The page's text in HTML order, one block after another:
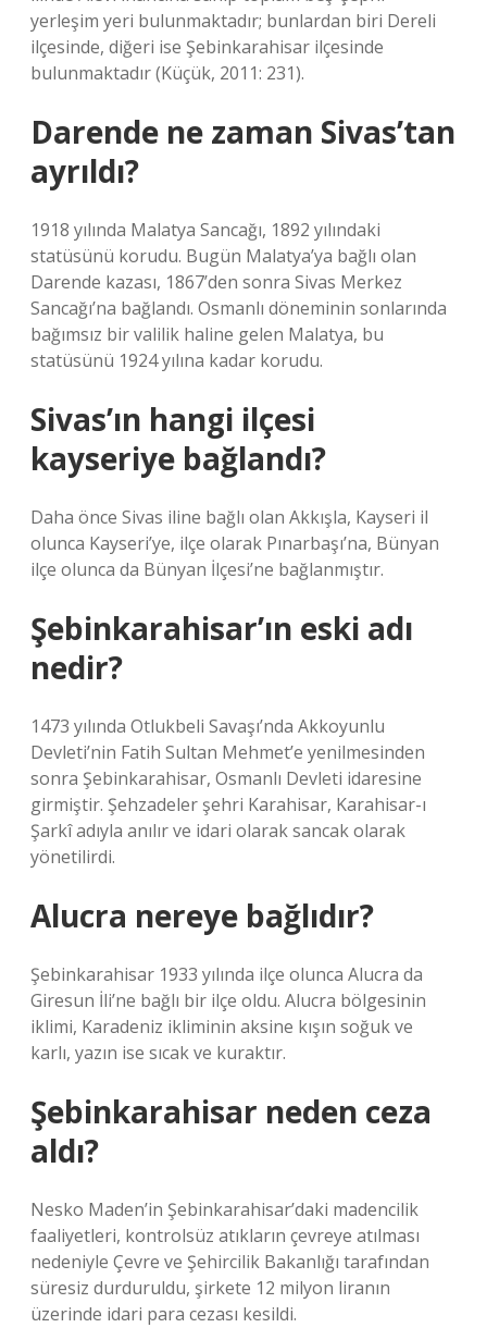
yerleşim yeri bulunmaktadır; bunlardan biri Dereli
ilçesinde, diğeri ise Şebinkarahisar ilçesinde
bulunmaktadır (Küçük, 2011: 231).
Darende ne zaman Sivas’tan
ayrıldı?
1918 yılında Malatya Sancağı, 1892 yılındaki
statüsünü korudu. Bugün Malatya’ya bağlı olan
Darende kazası, 1867’den sonra Sivas Merkez
Sancağı’na bağlandı. Osmanlı döneminin sonlarında
bağımsız bir valilik haline gelen Malatya, bu
statüsünü 1924 yılına kadar korudu.
Sivas’ın hangi ilçesi
kayseriye bağlandı?
Daha önce Sivas iline bağlı olan Akkışla, Kayseri il
olunca Kayseri’ye, ilçe olarak Pınarbaşı’na, Bünyan
ilçe olunca da Bünyan İlçesi’ne bağlanmıştır.
Şebinkarahisar’ın eski adı
nedir?
1473 yılında Otlukbeli Savaşı’nda Akkoyunlu
Devleti’nin Fatih Sultan Mehmet’e yenilmesinden
sonra Şebinkarahisar, Osmanlı Devleti idaresine
girmiştir. Şehzadeler şehri Karahisar, Karahisar-ı
Şarkî adıyla anılır ve idari olarak sancak olarak
yönetilirdi.
Alucra nereye bağlıdır?
Şebinkarahisar 1933 yılında ilçe olunca Alucra da
Giresun İli’ne bağlı bir ilçe oldu. Alucra bölgesinin
iklimi, Karadeniz ikliminin aksine kışın soğuk ve
karlı, yazın ise sıcak ve kuraktır.
Şebinkarahisar neden ceza
aldı?
Nesko Maden’in Şebinkarahisar’daki madencilik
faaliyetleri, kontrolsüz atıkların çevreye atılması
nedeniyle Çevre ve Şehircilik Bakanlığı tarafından
süresiz durduruldu, şirkete 12 milyon liranın
üzerinde idari para cezası kesildi.